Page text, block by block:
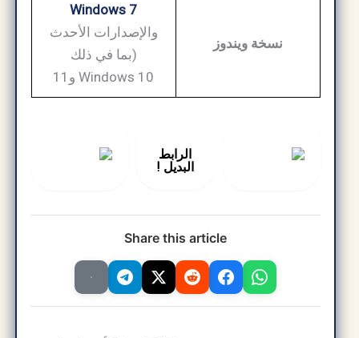
نسخة ويندوز
Windows 7
والإصدارات الأحدث
(بما في ذلك
Windows 10 و11
الرابط
البديل !
Share this article